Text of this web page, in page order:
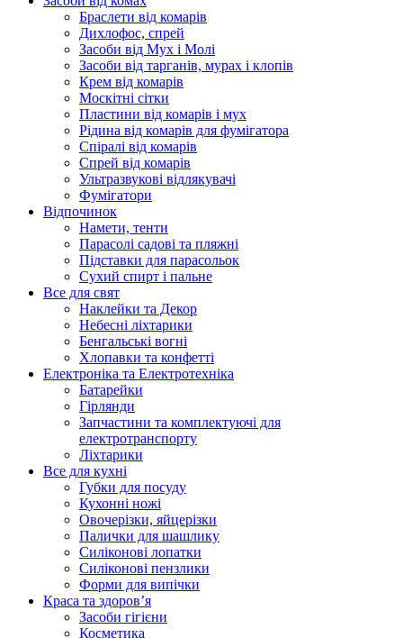
Браслети від комарів
Дихлофос, спрей
Засоби від Мух і Молі
Засоби від тарганів, мурах і клопів
Крем від комарів
Москітні сітки
Пластини від комарів і мух
Рідина від комарів для фумігатора
Спіралі від комарів
Спрей від комарів
Ультразвукові відлякувачі
Фумігатори
Відпочинок
Намети, тенти
Парасолі садові та пляжні
Підставки для парасольок
Сухий спирт і пальне
Все для свят
Наклейки та Декор
Небесні ліхтарики
Бенгальські вогні
Хлопавки та конфетті
Електроніка та Електротехніка
Батарейки
Гірлянди
Запчастини та комплектуючі для
електротранспорту
Ліхтарики
Все для кухні
Губки для посуду
Кухонні ножі
Овочерізки, яйцерізки
Палички для шашлику
Силіконові лопатки
Силіконові пензлики
Форми для випічки
Краса та здоров’я
Засоби гігієни
Косметика